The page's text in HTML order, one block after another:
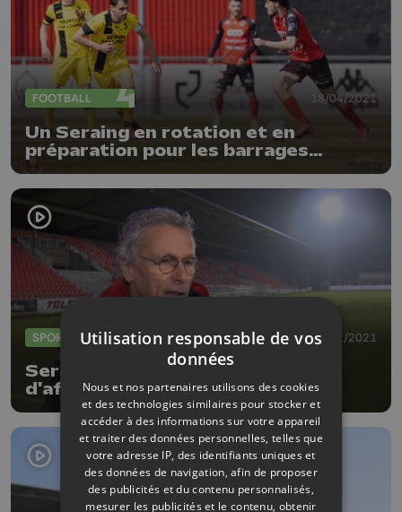
FOOTBALL 18/04/2021
Un Seraing en rotation et en
préparation pour les barrages
partage l'enjeu face au Lierse
SPORTS 31/01/2021
Seraing se rassure avant
d'affronter le Standard en coupe
Utilisation responsable de vos
données
Nous et nos partenaires utilisons des cookies
et des technologies similaires pour stocker et
accéder à des informations sur votre appareil
et traiter des données personnelles, telles que
votre adresse IP, des identifiants uniques et
des données de navigation, afin de proposer
des publicités et du contenu personnalisés,
mesurer les publicités et le contenu, obtenir